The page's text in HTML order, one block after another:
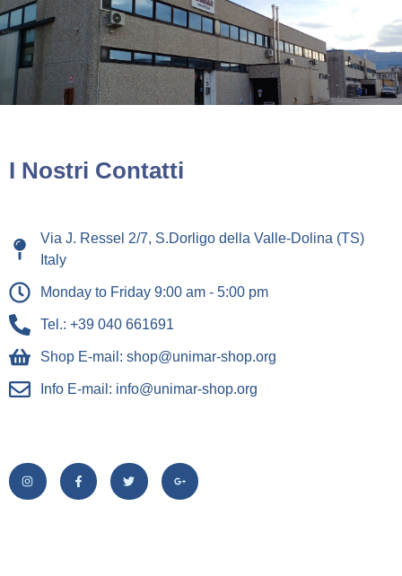
Prodotti
I Nostri Contatti
Via J. Ressel 2/7, S.Dorligo della Valle-Dolina (TS)
Italy
Monday to Friday 9:00 am - 5:00 pm
Tel.: +39 040 661691
Shop E-mail: shop@unimar-shop.org
Info E-mail: info@unimar-shop.org